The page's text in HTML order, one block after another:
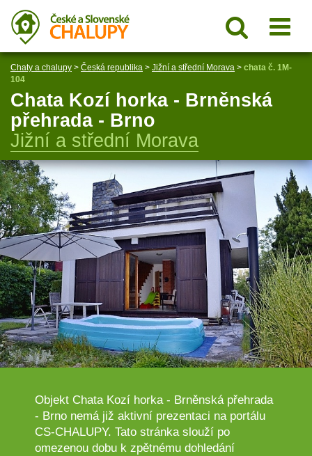
Chaty a chalupy > Česká republika > Jižní a střední Morava > chata č. 1M-
104
Chata Kozí horka - Brněnská
přehrada - Brno
Jižní a střední Morava
Objekt Chata Kozí horka - Brněnská přehrada
- Brno nemá již aktivní prezentaci na portálu
CS-CHALUPY. Tato stránka slouží po
omezenou dobu k zpětnému dohledání